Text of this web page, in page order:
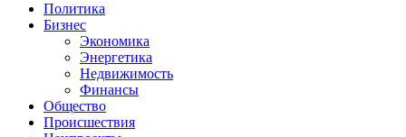
Политика
Бизнес
Экономика
Энергетика
Недвижимость
Финансы
Общество
Происшествия